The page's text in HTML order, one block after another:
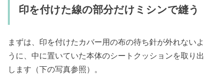
印を付けた線の部分だけミシンで縫う
まずは、印を付けたカバー用の布の待ち針が外れないよ
うに、中に置いていた本体のシートクッションを取り出
します（下の写真参照）。